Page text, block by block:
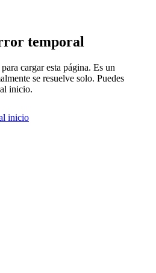
temporal
cargar esta página. Es un
se resuelve solo. Puedes
inicio.
inicio